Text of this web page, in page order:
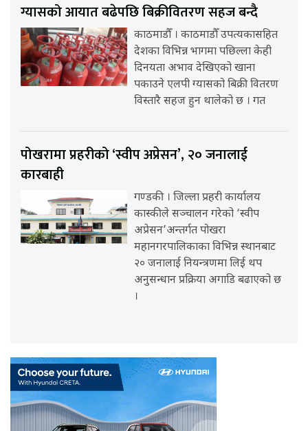
ग्यासको आयात बढेपछि बिक्रीवितरण सहज बन्दै
काठमाडौँ । काठमाडौँ उपत्यकासहित
देशका विभिन्न भागमा पछिल्ला केही
दिनयता अभाव देखिएको खाना
पकाउने एलपी ग्यासको बिक्री वितरण
विस्तारै सहज हुन थालेको छ । गत
पोखरामा प्रहरीको ‘स्वीप अप्रेसन’, २० जनालाई
कारबाही
गण्डकी । जिल्ला प्रहरी कार्यालय
कास्कीले सञ्चालन गरेको ‘स्वीप
अप्रेसन’अन्तर्गत पोखरा
महानगरपालिकाका विभिन्न स्थानबाट
२० जनालाई नियन्त्रणमा लिई थप
अनुसन्धान प्रक्रिया अगाडि बढाएको छ
।